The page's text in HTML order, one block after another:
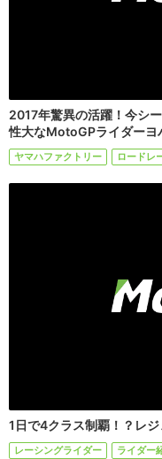
2017年驚異の活躍！今シ
性大なMotoGPライダーヨ
ヤマハファクトリー ロードレ
1日で4クラス制覇！？レ
レーシングライダー ライダー